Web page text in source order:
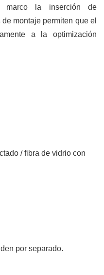
la inserción de
montaje permiten que el
a la optimización
/ fibra de vidrio con
por separado.